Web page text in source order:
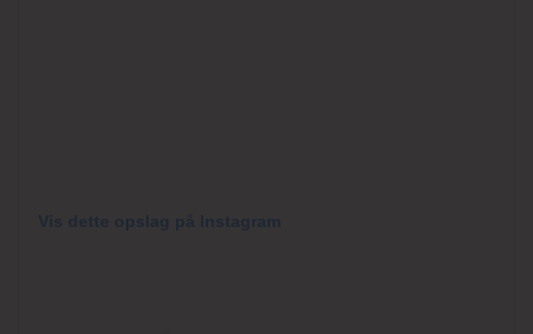
Vis dette opslag på Instagram